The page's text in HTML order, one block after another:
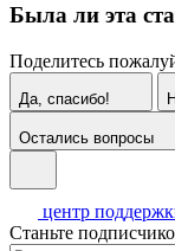
Была ли эта
Поделитесь
Да, спасибо!
Остались вопросы
центр
Станьте